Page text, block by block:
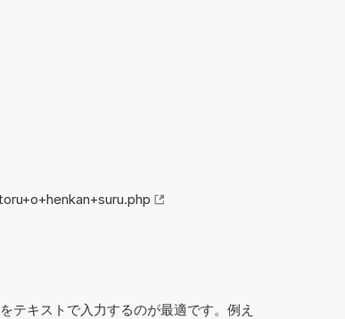
テキストで入力するのが最適です。例え